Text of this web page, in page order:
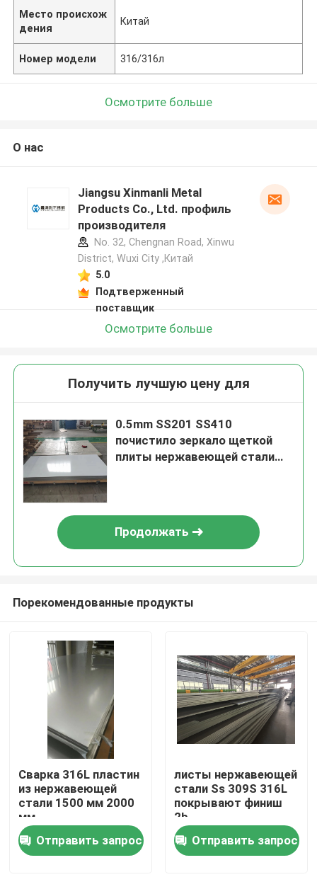
Домой
Продукты
Место происхож
дения
Китай
Номер модели 316/316л
Осмотрите больше
О нас
Jiangsu Xinmanli Metal
Products Co., Ltd. профиль
производителя
No. 32, Chengnan Road, Xinwu
District, Wuxi City ,Китай
5.0
Подтверженный
поставщик
Осмотрите больше
Получить лучшую цену для
0.5mm SS201 SS410
почистило зеркало щеткой
плиты нержавеющей стали
Продолжать
Порекомендованные продукты
Сварка 316L пластин
из нержавеющей
стали 1500 мм 2000
мм
Отправить запрос
листы нержавеющей
стали Ss 309S 316L
покрывают финиш
2b
Отправить запрос